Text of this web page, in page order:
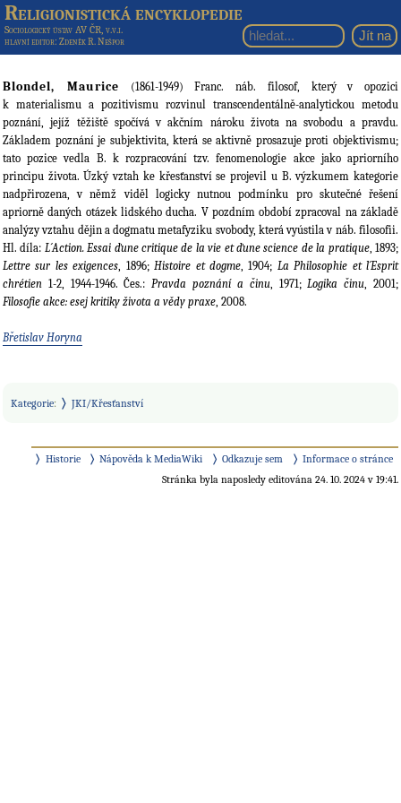
Religionistická encyklopedie
Sociologický ústav AV ČR, v.v.i.
hlavní editor: Zdeněk R. Nešpor
Blondel, Maurice (1861-1949) Franc. náb. filosof, který v opozici
k materialismu a pozitivismu rozvinul transcendentálně-analytickou metodu
poznání, jejíž těžiště spočívá v akčním nároku života na svobodu a pravdu.
Základem poznání je subjektivita, která se aktivně prosazuje proti objektivismu;
tato pozice vedla B. k rozpracování tzv. fenomenologie akce jako apriorního
principu života. Úzký vztah ke křesťanství se projevil u B. výzkumem kategorie
nadpřirozena, v němž viděl logicky nutnou podmínku pro skutečné řešení
apriorně daných otázek lidského ducha. V pozdním období zpracoval na základě
analýzy vztahu dějin a dogmatu metafyziku svobody, která vyústila v náb. filosofii.
Hl. díla: L´Action. Essai ďune critique de la vie et ďune science de la pratique, 1893;
Lettre sur les exigences, 1896;Histoire et dogme, 1904; La Philosophie et l´Esprit
chrétien 1-2, 1944-1946. Čes.:Pravda poznání a činu, 1971;Logika činu, 2001;
Filosofie akce: esej kritiky života a vědy praxe, 2008.
Břetislav Horyna
Kategorie: JKI/Křesťanství
Historie Nápověda k MediaWiki Odkazuje sem
Informace o stránce
Stránka byla naposledy editována 24. 10. 2024 v 19:41.